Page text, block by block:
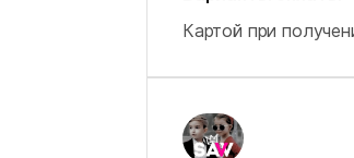
Картой при